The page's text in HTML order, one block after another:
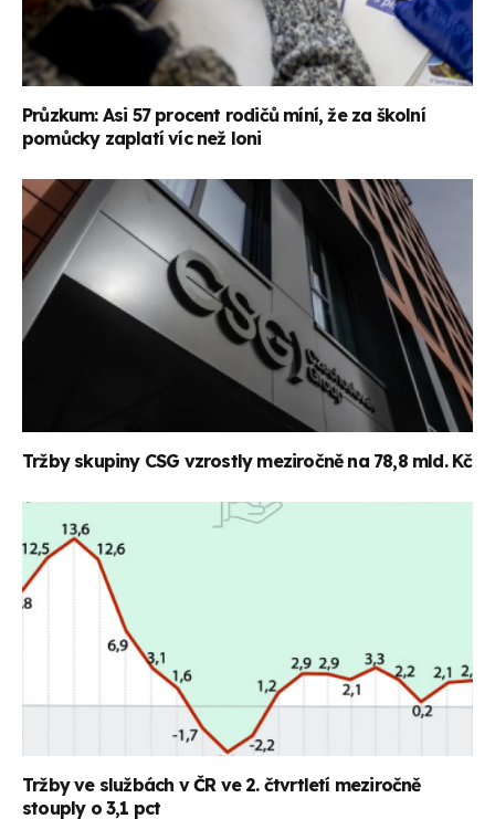
Průzkum: Asi 57 procent rodičů míní, že za školní
pomůcky zaplatí víc než loni
Tržby skupiny CSG vzrostly meziročně na 78,8 mld. Kč
Tržby ve službách v ČR ve 2. čtvrtletí meziročně
stouply o 3,1 pct